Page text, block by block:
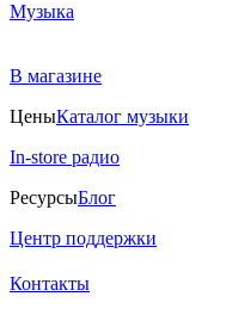
Музыка
В магазине
ЦеныКаталог музыки
In-store радио
РесурсыБлог
Центр поддержки
Контакты